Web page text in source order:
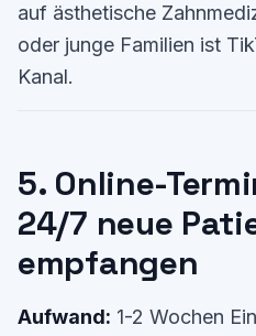
auf ästhetische
oder junge Familien ist
Kanal.
5. Online-
24/7 neue
empfangen
Aufwand: 1-2 Wochen